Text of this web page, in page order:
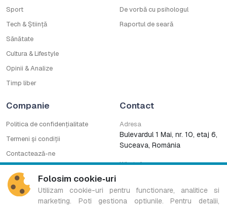
Sport
Tech & Știință
Sănătate
Cultura & Lifestyle
Opinii & Analize
Timp liber
De vorbă cu psihologul
Raportul de seară
Companie
Politica de confidențialitate
Termeni și condiții
Contactează-ne
CNA
Contact
Adresa
Bulevardul 1 Mai, nr. 10, etaj 6,
Suceava, România
WhatsApp
Folosim cookie‑uri
Utilizam cookie-uri pentru functionare, analitice si
marketing. Poti gestiona optiunile. Pentru detalii,